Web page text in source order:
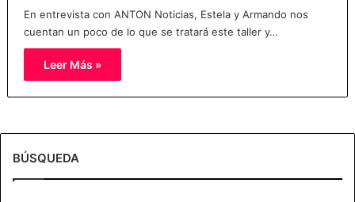
En entrevista con ANTON Noticias, Estela y Armando nos
cuentan un poco de lo que se tratará este taller y…
Leer Más »
BÚSQUEDA